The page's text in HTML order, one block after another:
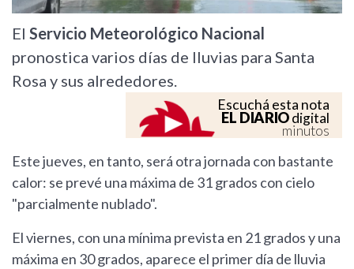
El Servicio Meteorológico Nacional
pronostica varios días de lluvias para Santa
Rosa y sus alrededores.
Escuchá esta nota
EL DIARIOdigital
minutos
Este jueves, en tanto, será otra jornada con bastante
calor: se prevé una máxima de 31 grados con cielo
"parcialmente nublado".
El viernes, con una mínima prevista en 21 grados y una
máxima en 30 grados, aparece el primer día de lluvia